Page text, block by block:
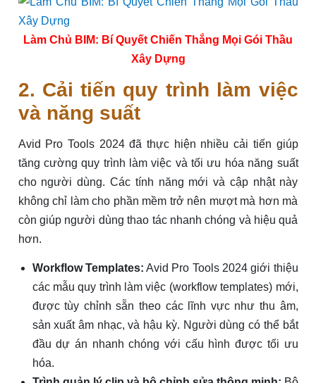
Làm Chủ BIM: Bí Quyết Chiến Thắng Mọi Gói Thầu
Xây Dựng
2. Cải tiến quy trình làm việc
và năng suất
Avid Pro Tools 2024 đã thực hiện nhiều cải tiến giúp
tăng cường quy trình làm việc và tối ưu hóa năng suất
cho người dùng. Các tính năng mới và cập nhật này
không chỉ làm cho phần mềm trở nên mượt mà hơn mà
còn giúp người dùng thao tác nhanh chóng và hiệu quả
hơn.
Workflow Templates: Avid Pro Tools 2024 giới thiệu
các mẫu quy trình làm việc (workflow templates) mới,
được tùy chỉnh sẵn theo các lĩnh vực như thu âm,
sản xuất âm nhạc, và hậu kỳ. Người dùng có thể bắt
đầu dự án nhanh chóng với cấu hình được tối ưu
hóa.